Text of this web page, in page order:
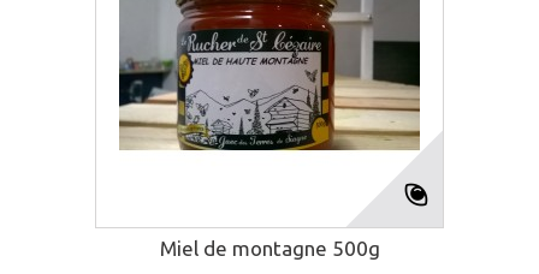
Miel de montagne 500g